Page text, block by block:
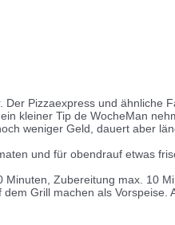
Pizzaexpress und ähnliche
kleiner Tip de WocheMan
weniger Geld, dauert aber
und für obendrauf etwas
Zubereitung max. 10
Grill machen als Vorspeise.